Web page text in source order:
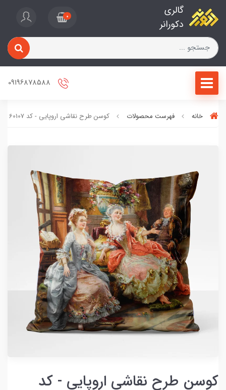
گالری
دکورانر
0
خانه فهرست محصولات کوسن طرح نقاشی اروپایی - کد 60107
کوسن طرح نقاشی اروپایی - کد